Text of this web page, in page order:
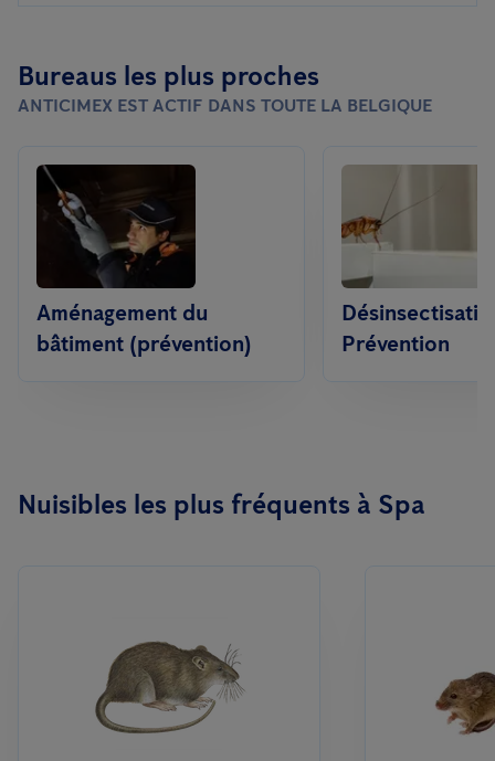
Bureaus les plus proches
ANTICIMEX EST ACTIF DANS TOUTE LA BELGIQUE
Aménagement du
bâtiment (prévention)
Prévention
Nuisibles les plus fréquents à Spa